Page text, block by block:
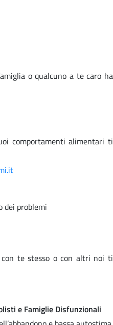
o qualcuno a te caro ha
comportamenti alimentari ti
dei problemi
te stesso o con altri noi ti
e Famiglie Disfunzionali